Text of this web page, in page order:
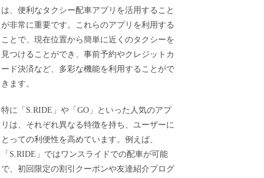
は、便利なタクシー配車アプリを活用すること
が非常に重要です。これらのアプリを利用する
ことで、現在位置から簡単に近くのタクシーを
見つけることができ、事前予約やクレジットカ
ード決済など、多彩な機能を利用することがで
きます。
特に「S.RIDE」や「GO」といった人気のアプ
リは、それぞれ異なる特徴を持ち、ユーザーに
とっての利便性を高めています。例えば、
「S.RIDE」ではワンスライドでの配車が可能
で、初回限定の割引クーポンや友達紹介プログ